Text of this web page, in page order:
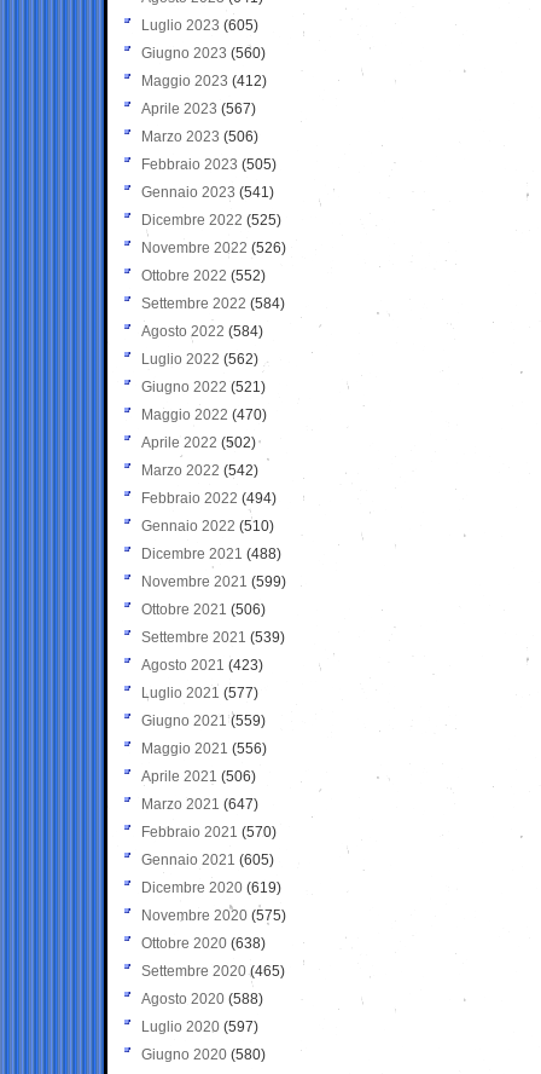
Luglio 2023 (605)
Giugno 2023 (560)
Maggio 2023 (412)
Aprile 2023 (567)
Marzo 2023 (506)
Febbraio 2023 (505)
Gennaio 2023 (541)
Dicembre 2022 (525)
Novembre 2022 (526)
Ottobre 2022 (552)
Settembre 2022 (584)
Agosto 2022 (584)
Luglio 2022 (562)
Giugno 2022 (521)
Maggio 2022 (470)
Aprile 2022 (502)
Marzo 2022 (542)
Febbraio 2022 (494)
Gennaio 2022 (510)
Dicembre 2021 (488)
Novembre 2021 (599)
Ottobre 2021 (506)
Settembre 2021 (539)
Agosto 2021 (423)
Luglio 2021 (577)
Giugno 2021(559)
Maggio 2021 (556)
Aprile 2021 (506)
Marzo 2021 (647)
Febbraio 2021 (570)
Gennaio 2021 (605)
Dicembre 2020 (619)
Novembre 2020 (575)
Ottobre 2020 (638)
Settembre 2020(465)
Agosto 2020 (588)
Luglio 2020 (597)
Giugno 2020 (580)